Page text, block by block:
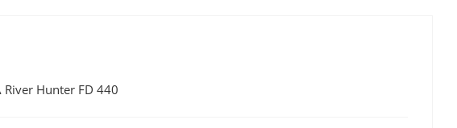
River Hunter FD 440